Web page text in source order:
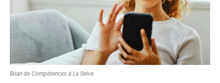
Bilan de Compétences à La Selve